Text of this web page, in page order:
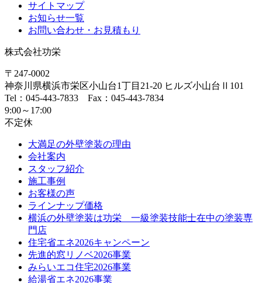
サイトマップ
お知らせ一覧
お問い合わせ・お見積もり
株式会社功栄
〒247-0002
神奈川県横浜市栄区小山台1丁目21-20 ヒルズ小山台Ⅱ101
Tel：045-443-7833 Fax：045-443-7834
9:00～17:00
不定休
大満足の外壁塗装の理由
会社案内
スタッフ紹介
施工事例
お客様の声
ラインナップ価格
横浜の外壁塗装は功栄 一級塗装技能士在中の塗装専
門店
住宅省エネ2026キャンペーン
先進的窓リノベ2026事業
みらいエコ住宅2026事業
給湯省エネ2026事業